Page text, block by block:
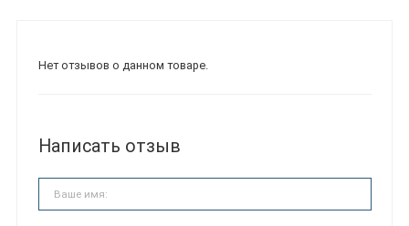
Нет отзывов о данном товаре.
Написать отзыв